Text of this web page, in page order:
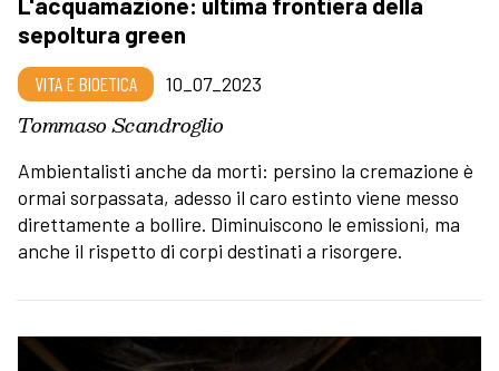
sepoltura green
VITA E BIOETICA 10_07_2023
Tommaso Scandroglio
Ambientalisti anche da morti: persino la cremazione è
ormai sorpassata, adesso il caro estinto viene messo
direttamente a bollire. Diminuiscono le emissioni, ma
anche il rispetto di corpi destinati a risorgere.